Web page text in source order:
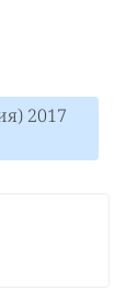
2017